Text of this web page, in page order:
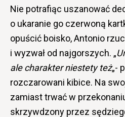
Nie potrafiąc uszanować
o ukaranie go czerwoną
opuścić boisko, Antonio
i wyzwał od najgorszych. „
ale charakter niestety też„-
rozczarowani kibice. Na
zamiast trwać w
skrzywdzony przez